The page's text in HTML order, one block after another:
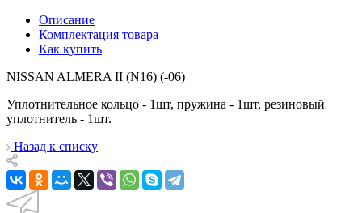
Описание
Комплектация товара
Как купить
NISSAN ALMERA II (N16) (-06)
Уплотнительное кольцо - 1шт, пружина - 1шт, резиновый
уплотнитель - 1шт.
Назад к списку